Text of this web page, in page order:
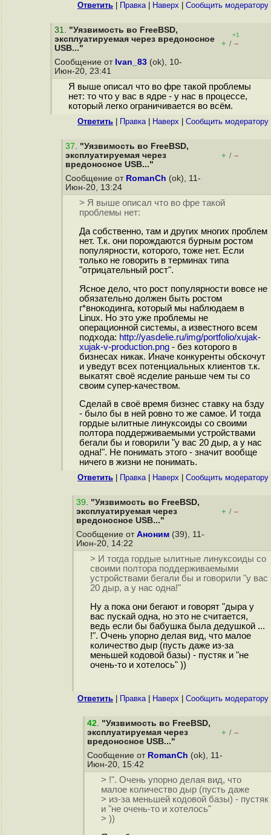
Ответить Правка| Наверх Cообщить модератору
31. "Уязвимость во FreeBSD,
эксплуатируемая через вредоносное
USB..."
+1
+ / –
Сообщение от Ivan_83 (ok), 10-
Июн-20, 23:41
Я выше описал что во фре такой проблемы
нет: то что у вас в ядре - у нас в процессе,
который легко ограничивается во всём.
Ответить Правка| Наверх Cообщить модератору
37. "Уязвимость во FreeBSD,
эксплуатируемая через
вредоносное USB..."
+ / –
Сообщение от RomanCh (ok), 11-
Июн-20, 13:24
> Я выше описал что во фре такой
проблемы нет:
Да собственно, там и других многих проблем
нет. Т.к. они порождаются бурным ростом
популярности, которого, тоже нет. Если
только не говорить в терминах типа
"отрицательный рост".
Ясное дело, что рост популярности вовсе не
обязательно должен быть ростом
г*внокодинга, который мы наблюдаем в
Linux. Но это уже проблемы не
операционной системы, а известного всем
подхода: http://yasdelie.ru/img/portfolio/xujak-
xujak-v-production.png- без которого в
бизнесах никак. Иначе конкуренты обскочут
и уведут всех потенциальных клиентов т.к.
выкатят своё ясделие раньше чем ты со
своим супер-качеством.
Сделай в своё время бизнес ставку на бзду
- было бы в ней ровно то же самое. И тогда
гордые ылитные линуксоиды со своими
полтора поддерживаемыми устройствами
бегали бы и говорили "у вас 20 дыр, а у нас
одна!". Не понимать этого - значит вообще
ничего в жизни не понимать.
Ответить Правка| Наверх Cообщить модератору
39. "Уязвимость во FreeBSD,
эксплуатируемая через
вредоносное USB..."
+ / –
Сообщение от Аноним (39), 11-
Июн-20, 14:22
> И тогда гордые ылитные линуксоиды со
своими полтора поддерживаемыми
устройствами бегали бы и говорили "у вас
20 дыр, а у нас одна!"
Ну а пока они бегают и говорят "дыра у
вас пускай одна, но это не считается,
ведь если бы бабушка была дедушкой ...
!". Очень упорно делая вид, что малое
количество дыр (пусть даже из-за
меньшей кодовой базы) - пустяк и "не
очень-то и хотелось" ))
Ответить Правка| Наверх Cообщить модератору
42. "Уязвимость во FreeBSD,
эксплуатируемая через
вредоносное USB..."
+ / –
Сообщение от RomanCh (ok), 11-
Июн-20, 15:42
> !". Очень упорно делая вид, что
малое количество дыр (пусть даже
> из-за меньшей кодовой базы) - пустяк
и "не очень-то и хотелось"
> ))